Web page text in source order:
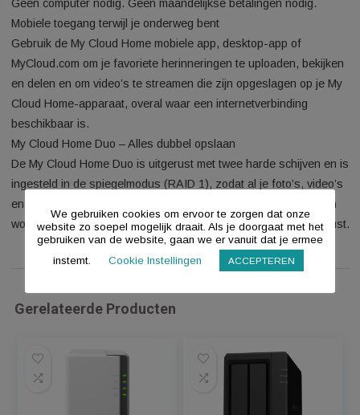
Eén centrale plek om alles op te slaan en te ordenen
Ruim voldoende ruimte om de foto’s, video’s en bestanden
je telefoons, tablets, computers en externe opslagapparaten
op je Wi-Fi-router en gebruik je smartphone voor de
Geen computer nodig. Geen maandelijkse betalingen nodig.
Mobiele toegang terwijl je onderweg bent
Gebruik de My Cloud Home mobiele app, desktop-app of
MyCloud.com om je favoriete herinneringen te uploaden,
en delen en om video’s te streamen die zijn opgeslagen op
Cloud Home-apparaat, overal waar een internetverbinding
beschikbaar is.
My Cloud Home Duo – Alles dubbel opslaan
worden gedupliceerd op de tweede schijf voor extra
We gebruiken cookies om ervoor te zorgen dat onze
website zo soepel mogelijk draait. Als je doorgaat met het
gebruiken van de website, gaan we er vanuit dat je ermee